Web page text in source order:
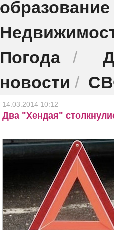
образование
Погода/
новости /
14.03.2014 10:12
Два "Хендая"